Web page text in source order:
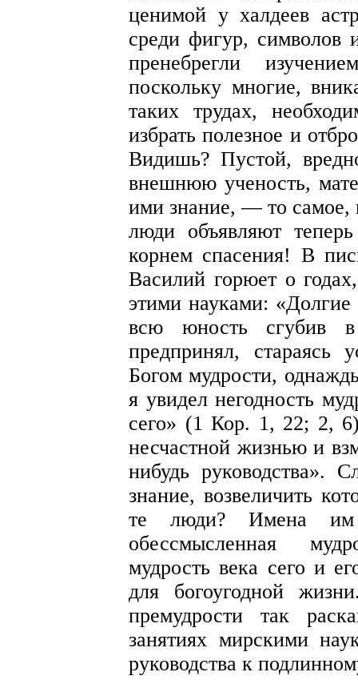
ценимой у халдеев
среди фигур, символов
пренебрегли
поскольку многие,
таких трудах,
избрать полезное и
Видишь? Пустой,
внешнюю ученость,
ими знание, — то самое,
люди объявляют
корнем спасения! В
Василий горюет о
этими науками: «Долгие
всю юность сгубив
предпринял, стараясь
Богом мудрости,
я увидел негодность
сего» (1 Кор. 1, 22; 2,
несчастной жизнью и
нибудь руководства».
знание, возвеличить
те люди? Имена
обессмысленная
мудрость века сего и
для богоугодной
премудрости так
занятиях мирскими
руководства к